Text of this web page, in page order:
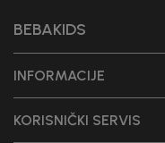
BEBAKIDS
INFORMACIJE
KORISNIČKI SERVIS